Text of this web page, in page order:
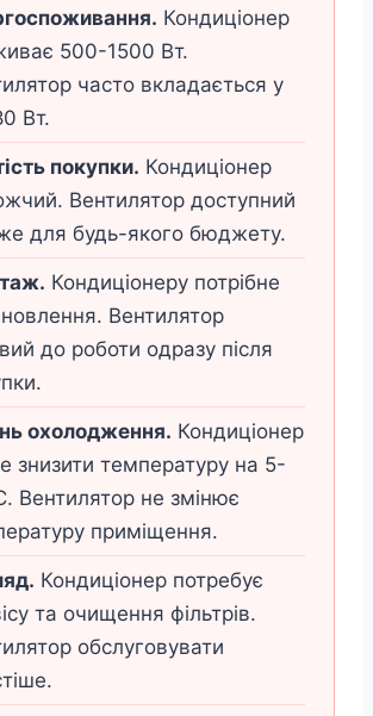
Кондиціонер
500-1500 Вт.
часто вкладається у
Вт.
покупки. Кондиціонер
Вентилятор доступний
для будь-якого бюджету.
Кондиціонеру потрібне
Вентилятор
до роботи одразу після
охолодження. Кондиціонер
знизити температуру на 5-
Вентилятор не змінює
приміщення.
Кондиціонер потребує
та очищення фільтрів.
обслуговувати